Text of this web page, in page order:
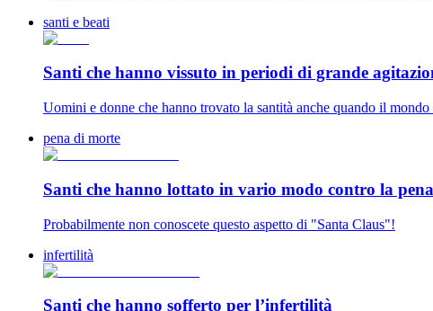
santi e beati
Santi che hanno vissuto in periodi di grande
Uomini e donne che hanno trovato la santità anche quando il
pena di morte
Santi che hanno lottato in vario modo contro la
Probabilmente non conoscete questo aspetto di "Santa Claus"!
infertilità
Santi che hanno sofferto per l’infertilità